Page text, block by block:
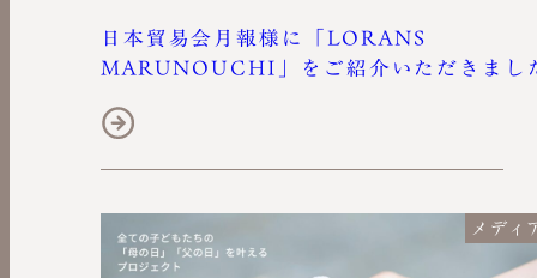
日本貿易会月報様に「LORANS
MARUNOUCHI」をご紹介いただきまし
メディ